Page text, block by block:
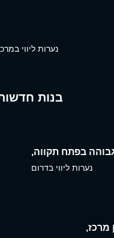
נערות ליווי
בנות
בפתח תקווה,
נערות ליווי בדרום
מרכז,